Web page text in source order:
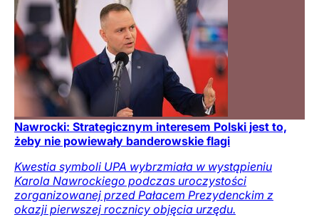
Nawrocki: Strategicznym interesem Polski jest to,
żeby nie powiewały banderowskie flagi
Kwestia symboli UPA wybrzmiała w wystąpieniu
Karola Nawrockiego podczas uroczystości
zorganizowanej przed Pałacem Prezydenckim z
okazji pierwszej rocznicy objęcia urzędu.